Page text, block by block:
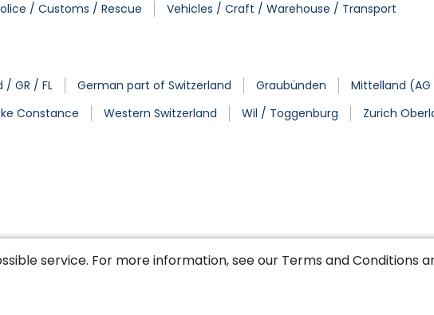
/ Customs / Rescue Vehicles / Craft / Warehouse / Transport
/ GR / FL German part of Switzerland Graubünden Mittelland (AG
Constance Western Switzerland Wil / Toggenburg Zurich
service. For more information, see our Terms and Conditions